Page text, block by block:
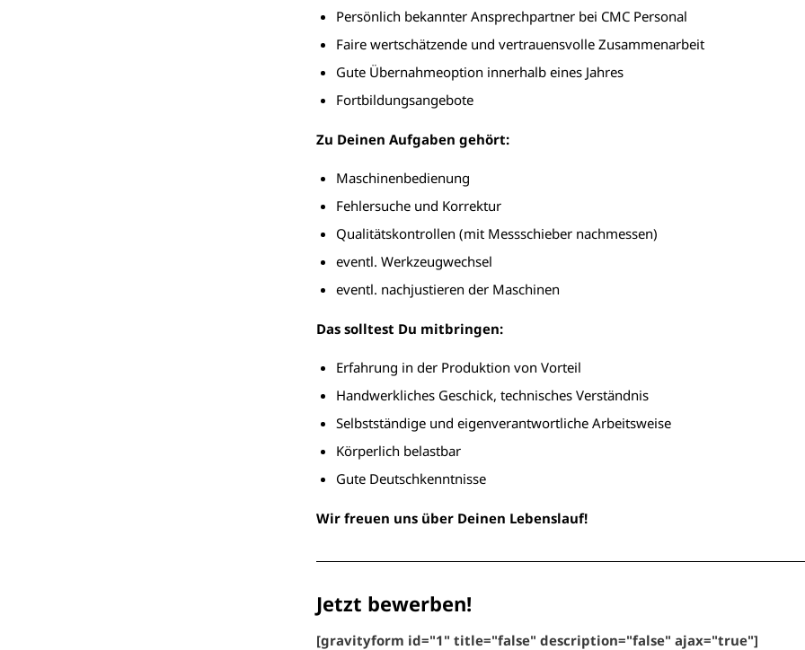
Persönlich bekannter Ansprechpartner bei CMC Personal
Faire wertschätzende und vertrauensvolle Zusammenarbeit
Gute Übernahmeoption innerhalb eines Jahres
Fortbildungsangebote
Zu Deinen Aufgaben gehört:
Maschinenbedienung
Fehlersuche und Korrektur
Qualitätskontrollen (mit Messschieber nachmessen)
eventl. Werkzeugwechsel
eventl. nachjustieren der Maschinen
Das solltest Du mitbringen:
Erfahrung in der Produktion von Vorteil
Handwerkliches Geschick, technisches Verständnis
Selbstständige und eigenverantwortliche Arbeitsweise
Körperlich belastbar
Gute Deutschkenntnisse
Wir freuen uns über Deinen Lebenslauf!
Jetzt bewerben!
[gravityform id="1" title="false" description="false" ajax="true"]